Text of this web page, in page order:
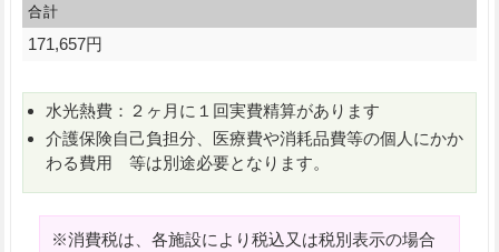
合計
171,657円
水光熱費：２ヶ月に１回実費精算があります
介護保険自己負担分、医療費や消耗品費等の個人にかか
わる費用 等は別途必要となります。
※消費税は、各施設により税込又は税別表示の場合